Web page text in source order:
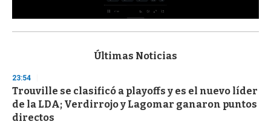
s
d
s
o
f
3
Últimas Noticias
23:54
Trouville se clasificó a playoffs y es el nuevo líder
de la LDA; Verdirrojo y Lagomar ganaron puntos
directos